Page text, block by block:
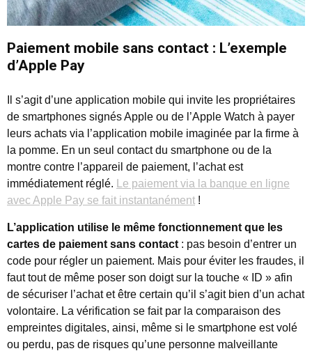
Paiement mobile sans contact : L’exemple
d’Apple Pay
Il s’agit d’une application mobile qui invite les propriétaires
de smartphones signés Apple ou de l’Apple Watch à payer
leurs achats via l’application mobile imaginée par la firme à
la pomme. En un seul contact du smartphone ou de la
montre contre l’appareil de paiement, l’achat est
immédiatement réglé.
Le paiement via la banque en ligne
avec Apple Pay se fait instantanément !
L’application utilise le même fonctionnement que les
cartes de paiement sans contact : pas besoin d’entrer un
code pour régler un paiement. Mais pour éviter les fraudes, il
faut tout de même poser son doigt sur la touche « ID » afin
de sécuriser l’achat et être certain qu’il s’agit bien d’un achat
volontaire. La vérification se fait par la comparaison des
empreintes digitales, ainsi, même si le smartphone est volé
ou perdu, pas de risques qu’une personne malveillante